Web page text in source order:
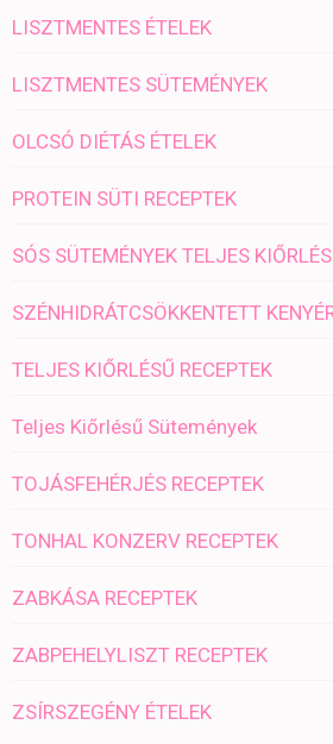
LISZTMENTES ÉTELEK
LISZTMENTES SÜTEMÉNYEK
OLCSÓ DIÉTÁS ÉTELEK
PROTEIN SÜTI RECEPTEK
SÓS SÜTEMÉNYEK TELJES
SZÉNHIDRÁTCSÖKKENTETT
TELJES KIŐRLÉSŰ RECEPTEK
Teljes Kiőrlésű Sütemények
TOJÁSFEHÉRJÉS RECEPTEK
TONHAL KONZERV RECEPTEK
ZABKÁSA RECEPTEK
ZABPEHELYLISZT RECEPTEK
ZSÍRSZEGÉNY ÉTELEK